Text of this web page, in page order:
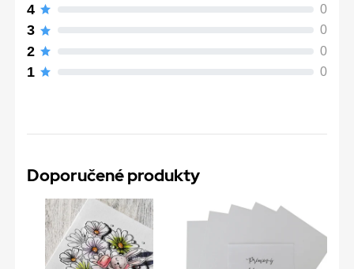
4 0
3 0
2 0
1 0
Doporučené produkty